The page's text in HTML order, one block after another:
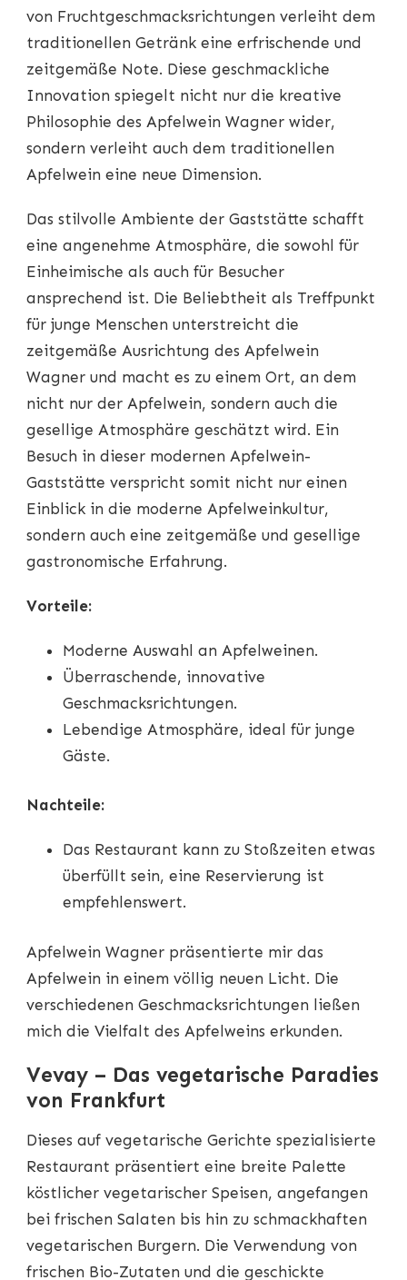
von Fruchtgeschmacksrichtungen verleiht dem
traditionellen Getränk eine erfrischende und
zeitgemäße Note. Diese geschmackliche
Innovation spiegelt nicht nur die kreative
Philosophie des Apfelwein Wagner wider,
sondern verleiht auch dem traditionellen
Apfelwein eine neue Dimension.
Das stilvolle Ambiente der Gaststätte schafft
eine angenehme Atmosphäre, die sowohl für
Einheimische als auch für Besucher
ansprechend ist. Die Beliebtheit als Treffpunkt
für junge Menschen unterstreicht die
zeitgemäße Ausrichtung des Apfelwein
Wagner und macht es zu einem Ort, an dem
nicht nur der Apfelwein, sondern auch die
gesellige Atmosphäre geschätzt wird. Ein
Besuch in dieser modernen Apfelwein-
Gaststätte verspricht somit nicht nur einen
Einblick in die moderne Apfelweinkultur,
sondern auch eine zeitgemäße und gesellige
gastronomische Erfahrung.
Vorteile:
Moderne Auswahl an Apfelweinen.
Überraschende, innovative
Geschmacksrichtungen.
Lebendige Atmosphäre, ideal für junge
Gäste.
Nachteile:
Das Restaurant kann zu Stoßzeiten etwas
überfüllt sein, eine Reservierung ist
empfehlenswert.
Apfelwein Wagner präsentierte mir das
Apfelwein in einem völlig neuen Licht. Die
verschiedenen Geschmacksrichtungen ließen
mich die Vielfalt des Apfelweins erkunden.
Vevay – Das vegetarische Paradies
von Frankfurt
Dieses auf vegetarische Gerichte spezialisierte
Restaurant präsentiert eine breite Palette
köstlicher vegetarischer Speisen, angefangen
bei frischen Salaten bis hin zu schmackhaften
vegetarischen Burgern. Die Verwendung von
frischen Bio-Zutaten und die geschickte